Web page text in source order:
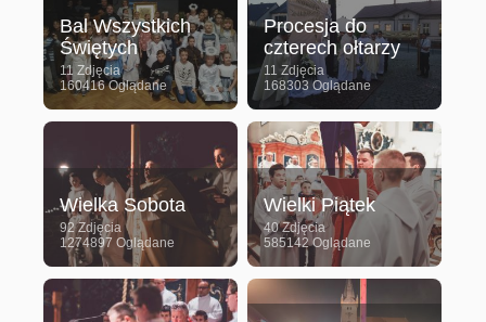
Bal Wszystkich
Świętych
11 Zdjęcia
160416 Oglądane
Procesja do
czterech ołtarzy
11 Zdjęcia
168303 Oglądane
Wielka Sobota
92 Zdjęcia
1274897 Oglądane
Wielki Piątek
40 Zdjęcia
585142 Oglądane